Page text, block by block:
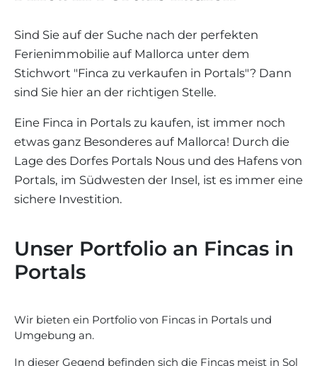
APARTMENTANLAGEN
BOUTIQUE-HOTEL-VERKAUFEN
STEUERN UND KAUFNEBENKOSTEN
ENERGIEZERTIFIKAT
FAQ
UNSER TEAM
KUNDENSTIMMEN
BLOG
MAKLER WERDEN
KONTAKT
REGION SANTA PONSA
REGION PORTALS
LIFESTYLE AUF MALLORCA
MALLORCA KULINARISCH
SHOPPING AUF MALLORCA
SCHULEN AUF MALLORCA
MAGAZIN
CHRISTIE'S
KONTAKT
Südwest-Portals
Finca
Filter löschen
Sind Sie auf der Suche nach der perfekten
Ferienimmobilie auf Mallorca unter dem
Stichwort "Finca zu verkaufen in Portals"? Dann
sind Sie hier an der richtigen Stelle.
Eine Finca in Portals zu kaufen, ist immer noch
etwas ganz Besonderes auf Mallorca! Durch die
Lage des Dorfes Portals Nous und des Hafens von
Portals, im Südwesten der Insel, ist es immer eine
sichere Investition.
Unser Portfolio an Fincas in
Portals
Wir bieten ein Portfolio von Fincas in Portals und
Umgebung an.
In dieser Gegend befinden sich die Fincas meist in Sol